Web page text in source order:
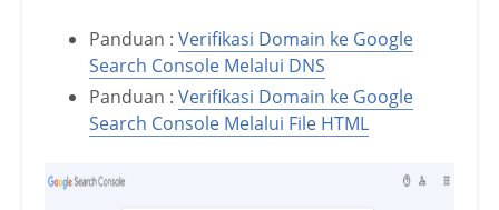
Panduan : Verifikasi Domain ke Google
Search Console Melalui DNS
Panduan : Verifikasi Domain ke Google
Search Console Melalui File HTML